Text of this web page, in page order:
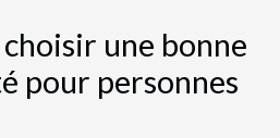
une bonne
pour personnes